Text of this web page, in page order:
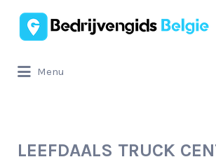
Zoek
naar:
Menu
naar:
LEEFDAALS TRUCK